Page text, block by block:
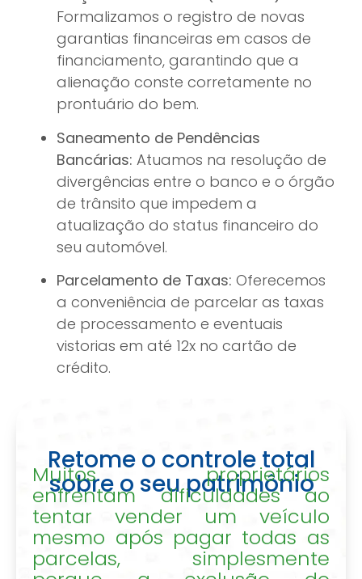
Formalizamos o registro de novas
garantias financeiras em casos de
financiamento, garantindo que a
alienação conste corretamente no
prontuário do bem.
Saneamento de Pendências
Bancárias: Atuamos na resolução de
divergências entre o banco e o órgão
de trânsito que impedem a
atualização do status financeiro do
seu automóvel.
Parcelamento de Taxas: Oferecemos
a conveniência de parcelar as taxas
de processamento e eventuais
vistorias em até 12x no cartão de
crédito.
Retome o controle total
sobre o seu patrimônio
Muitos proprietários
enfrentam dificuldades ao
tentar vender um veículo
mesmo após pagar todas as
parcelas, simplesmente